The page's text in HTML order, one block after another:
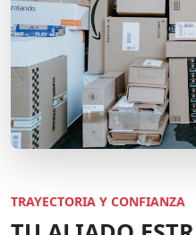
TRAYECTORIA Y CONFIANZA